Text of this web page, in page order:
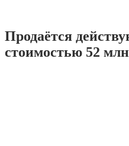
Продаётся
стоимостью 52